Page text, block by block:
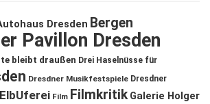
Dresden Bergen
Pavillon Dresden
bleibt draußen Drei Haselnüsse für
Dresdner Musikfestspiele Dresdner
ElbUferei Film Filmkritik Galerie Holger